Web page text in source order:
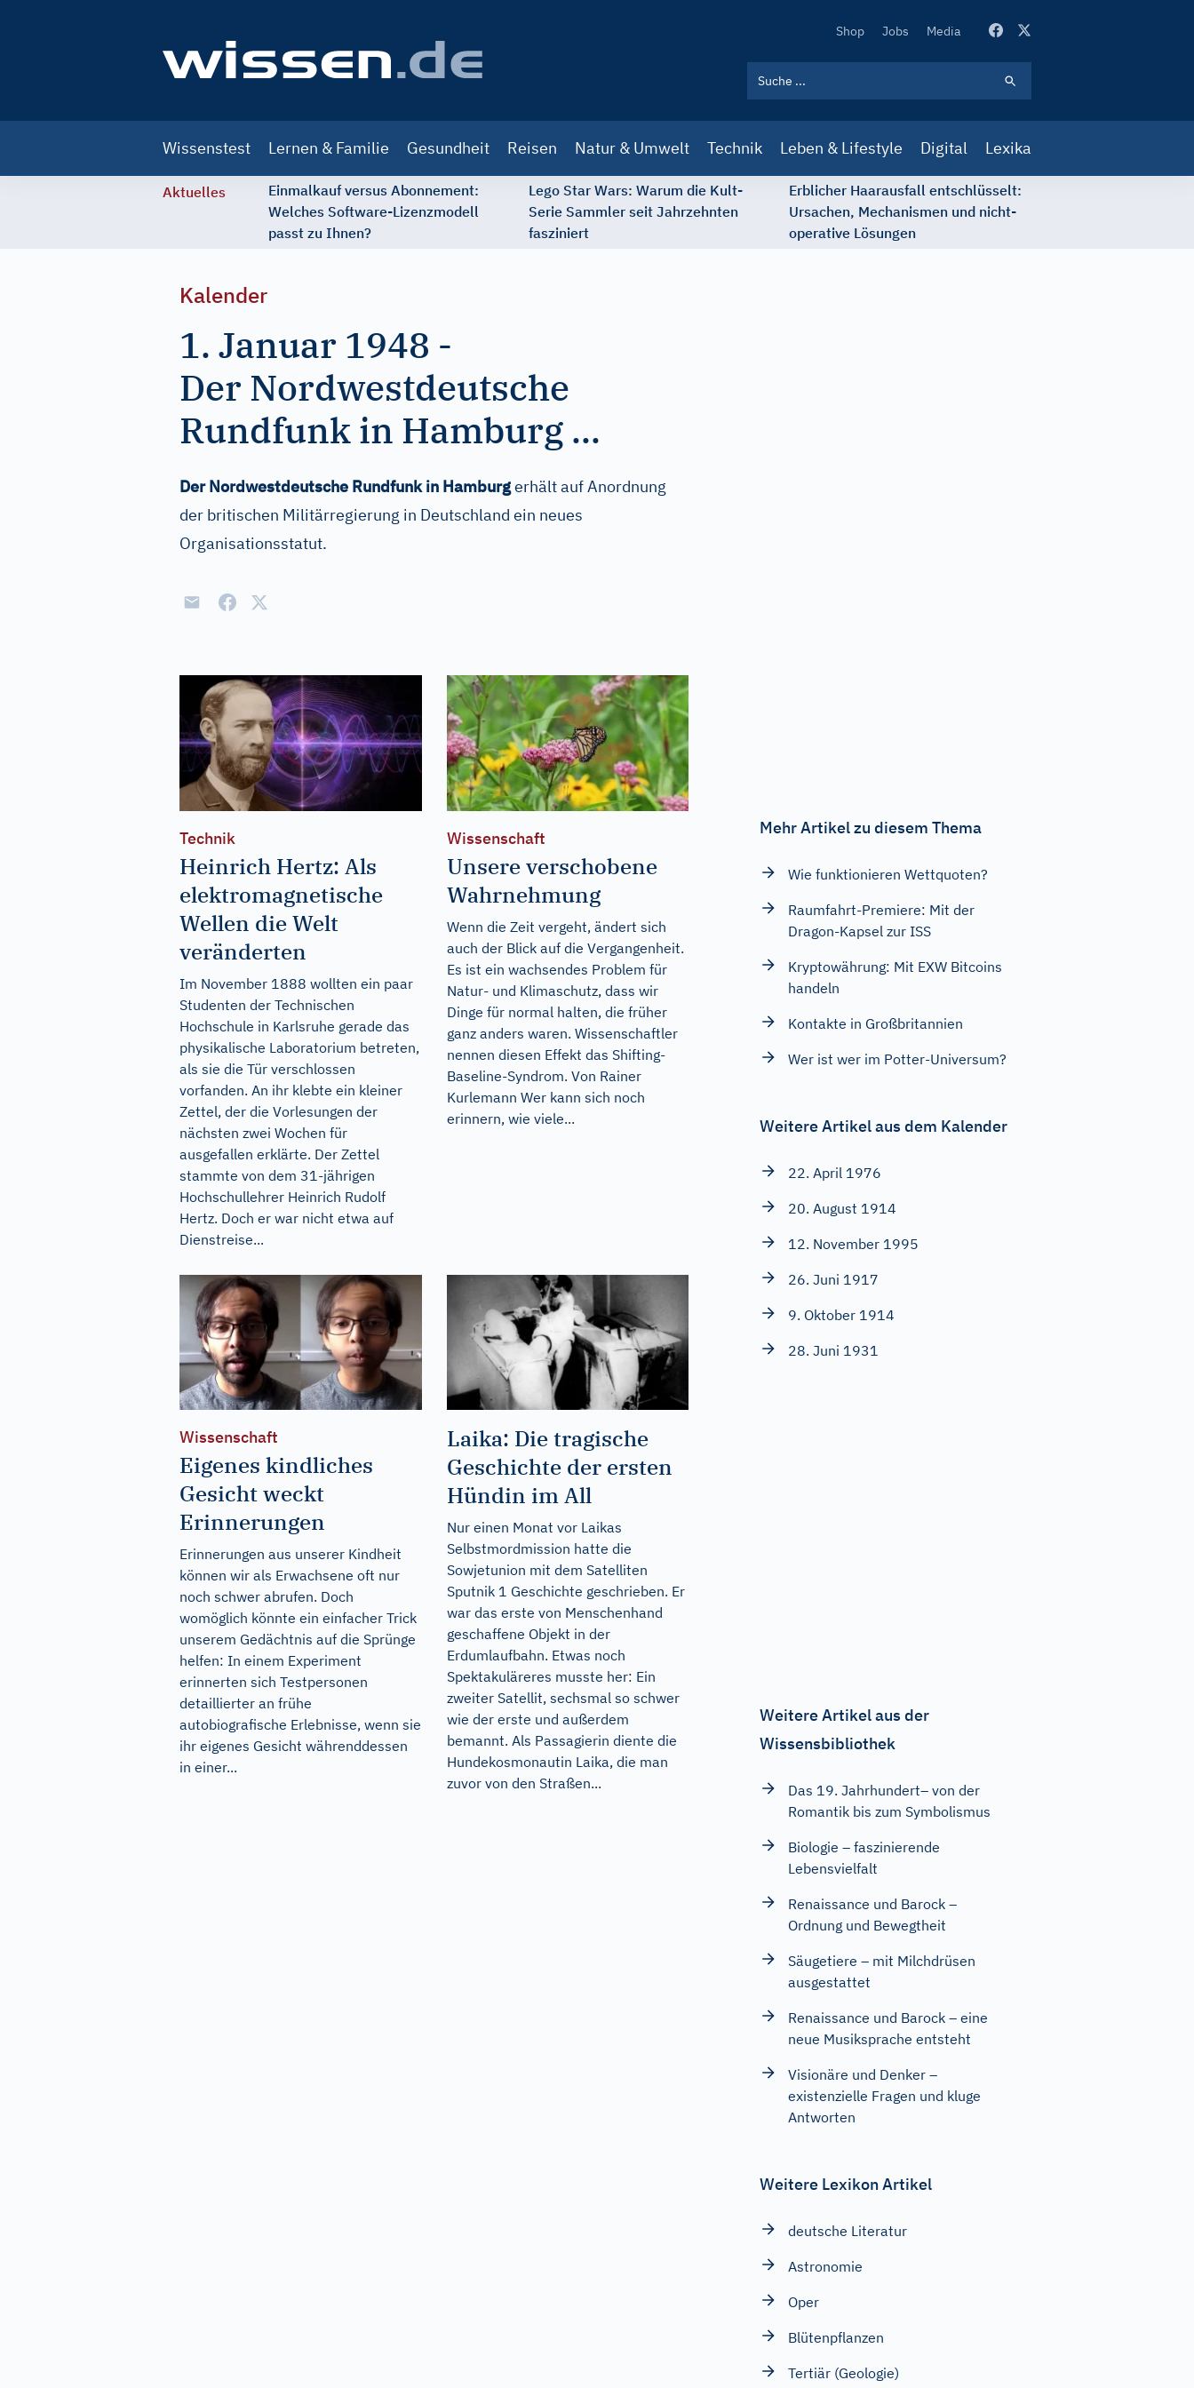
Secondary
Shop Jobs Media
navigation
Wissenstest Lernen & Familie Gesundheit Reisen Natur & Umwelt Technik Leben & Lifestyle Digital Lexika
Aktuelles
Einmalkauf versus Abonnement:
Welches Software-Lizenzmodell
passt zu Ihnen?
Lego Star Wars: Warum die Kult-
Serie Sammler seit Jahrzehnten
fasziniert
Erblicher Haarausfall entschlüsselt:
Ursachen, Mechanismen und nicht-
operative Lösungen
Kalender
1. Januar 1948 -
Der Nordwestdeutsche
Rundfunk in Hamburg ...
Der Nordwestdeutsche Rundfunk in Hamburgerhält auf Anordnung
der britischen Militärregierung in Deutschland ein neues
Organisationsstatut.
Technik
Heinrich Hertz: Als
elektromagnetische
Wellen die Welt
veränderten
Im November 1888 wollten ein paar
Studenten der Technischen
Hochschule in Karlsruhe gerade das
physikalische Laboratorium betreten,
als sie die Tür verschlossen
vorfanden. An ihr klebte ein kleiner
Zettel, der die Vorlesungen der
nächsten zwei Wochen für
ausgefallen erklärte. Der Zettel
stammte von dem 31-jährigen
Hochschullehrer Heinrich Rudolf
Hertz. Doch er war nicht etwa auf
Dienstreise...
Wissenschaft
Unsere verschobene
Wahrnehmung
Wenn die Zeit vergeht, ändert sich
auch der Blick auf die Vergangenheit.
Es ist ein wachsendes Problem für
Natur- und Klimaschutz, dass wir
Dinge für normal halten, die früher
ganz anders waren. Wissenschaftler
nennen diesen Effekt das Shifting-
Baseline-Syndrom. Von Rainer
Kurlemann Wer kann sich noch
erinnern, wie viele...
Wissenschaft
Eigenes kindliches
Gesicht weckt
Erinnerungen
Erinnerungen aus unserer Kindheit
können wir als Erwachsene oft nur
noch schwer abrufen. Doch
womöglich könnte ein einfacher Trick
unserem Gedächtnis auf die Sprünge
helfen: In einem Experiment
erinnerten sich Testpersonen
detaillierter an frühe
autobiografische Erlebnisse, wenn sie
ihr eigenes Gesicht währenddessen
in einer...
Laika: Die tragische
Geschichte der ersten
Hündin im All
Nur einen Monat vor Laikas
Selbstmordmission hatte die
Sowjetunion mit dem Satelliten
Sputnik 1 Geschichte geschrieben. Er
war das erste von Menschenhand
geschaffene Objekt in der
Erdumlaufbahn. Etwas noch
Spektakuläreres musste her: Ein
zweiter Satellit, sechsmal so schwer
wie der erste und außerdem
bemannt. Als Passagierin diente die
Hundekosmonautin Laika, die man
zuvor von den Straßen...
Mehr Artikel zu diesem Thema
Wie funktionieren Wettquoten?
Raumfahrt-Premiere: Mit der
Dragon-Kapsel zur ISS
Kryptowährung: Mit EXW Bitcoins
handeln
Kontakte in Großbritannien
Wer ist wer im Potter-Universum?
Weitere Artikel aus dem Kalender
22. April 1976
20. August 1914
12. November 1995
26. Juni 1917
9. Oktober 1914
28. Juni 1931
Weitere Artikel aus der
Wissensbibliothek
Das 19. Jahrhundert– von der
Romantik bis zum Symbolismus
Biologie – faszinierende
Lebensvielfalt
Renaissance und Barock –
Ordnung und Bewegtheit
Säugetiere – mit Milchdrüsen
ausgestattet
Renaissance und Barock – eine
neue Musiksprache entsteht
Visionäre und Denker –
existenzielle Fragen und kluge
Antworten
Weitere Lexikon Artikel
deutsche Literatur
Astronomie
Oper
Blütenpflanzen
Tertiär (Geologie)